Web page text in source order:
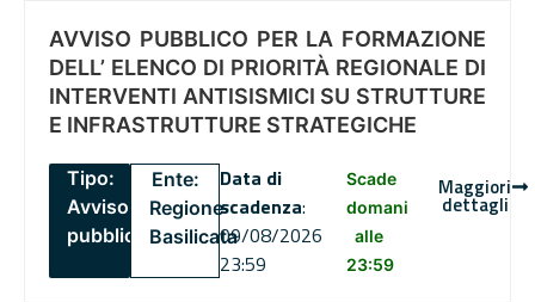
AVVISO PUBBLICO PER LA FORMAZIONE
DELL’ ELENCO DI PRIORITÀ REGIONALE DI
INTERVENTI ANTISISMICI SU STRUTTURE
E INFRASTRUTTURE STRATEGICHE
Tipo:
Avviso
pubblico
Ente:
Regione
Basilicata
Data di
scadenza:
09/08/2026
23:59
Scade
domani
alle
23:59
Maggiori
dettagli